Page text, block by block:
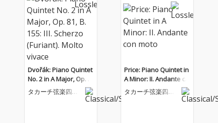
Dvořák: Piano Quintet
No. 2 in A Major, Op. 8
1, B. 155: III. Scherzo (F
uriant). Molto vivace
タカーチ弦楽四重
Price: Piano Quintet in
A Minor: II. Andante co
n moto
タカーチ弦楽四重